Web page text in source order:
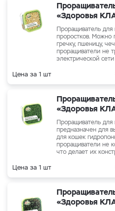
«Здоровья
Проращиватель для
проростков. Можно
гречку, пшеницу,
проращиватели не
электрической
Цена за 1 шт
«Здоровья
Проращиватель
предназначен для
для кошек
проращиватели не
что делает их
Цена за 1 шт
«Здоровья